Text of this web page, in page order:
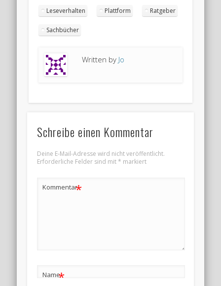
Leseverhalten Plattform Ratgeber
Sachbücher
Written by Jo
Schreibe einen Kommentar
Deine E-Mail-Adresse wird nicht veröffentlicht.
Erforderliche Felder sind mit* markiert
Kommentar*
Name*